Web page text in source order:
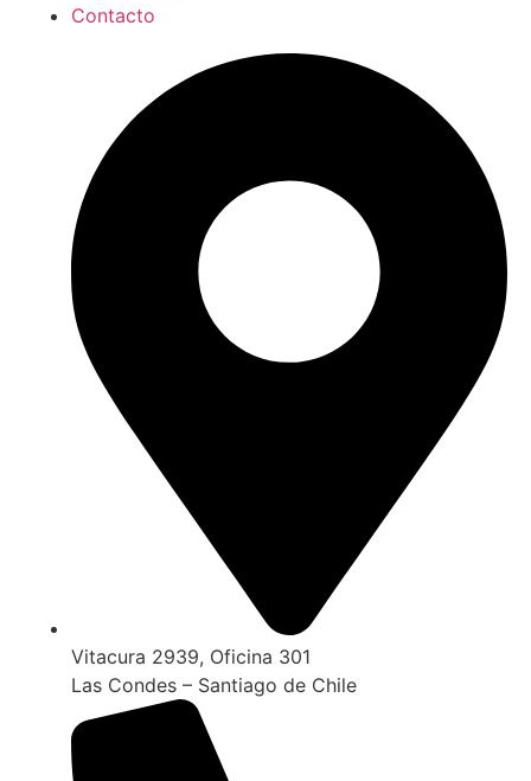
Contacto
Vitacura 2939, Oficina 301
Las Condes – Santiago de Chile